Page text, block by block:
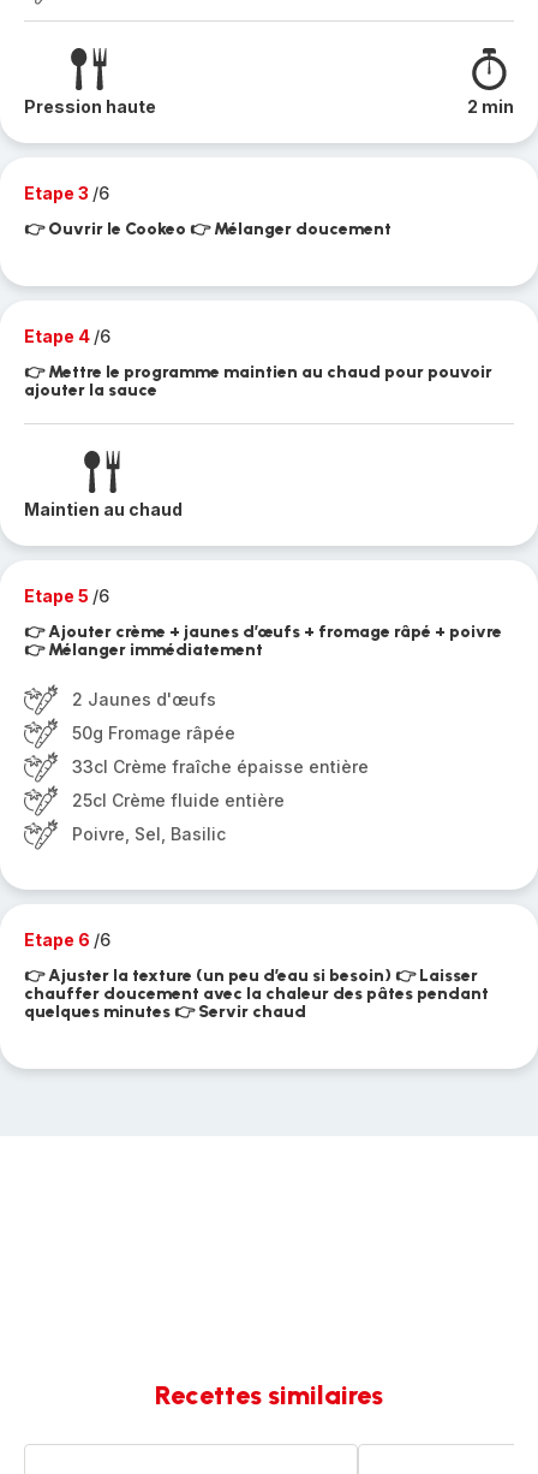
Pression haute 2 min
Etape 3 /6
👉 Ouvrir le Cookeo 👉 Mélanger doucement
Etape 4 /6
👉 Mettre le programme maintien au chaud pour pouvoir
ajouter la sauce
Maintien au chaud
Etape 5 /6
👉 Ajouter crème + jaunes d’œufs + fromage râpé + poivre
👉 Mélanger immédiatement
2 Jaunes d'œufs
50g Fromage râpée
33cl Crème fraîche épaisse entière
25cl Crème fluide entière
Poivre, Sel, Basilic
Etape 6 /6
👉 Ajuster la texture (un peu d’eau si besoin) 👉 Laisser
chauffer doucement avec la chaleur des pâtes pendant
quelques minutes 👉 Servir chaud
Recettes similaires